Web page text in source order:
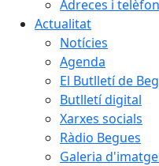
Adreces i
Actualitat
Notícies
Agenda
El Butlletí de
Butlletí digital
Xarxes socials
Ràdio Begues
Galeria